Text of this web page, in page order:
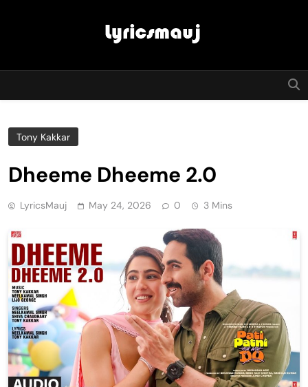
LyricsMauj
Tony Kakkar
Dheeme Dheeme 2.0
LyricsMauj May 24, 2026 0 3 Mins